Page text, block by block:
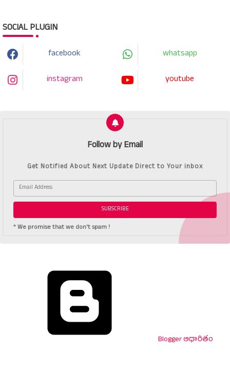
SOCIAL PLUGIN
facebook whatsapp
instagram youtube
Follow by Email
Get Notified About Next Update Direct to Your inbox
* We promise that we don't spam !
Blogger ఆధారితం